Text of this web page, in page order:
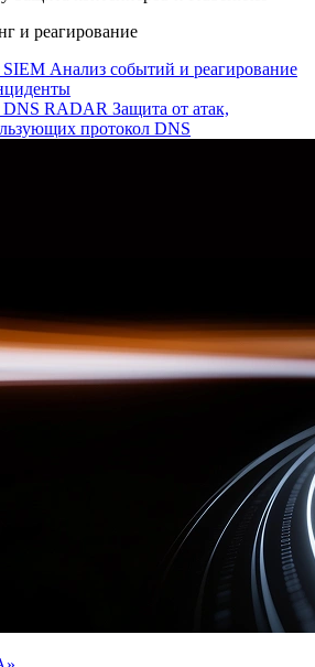
и реагирование
SIEM Анализ событий и реагирование
DNS RADAR Защита от атак,
протокол DNS